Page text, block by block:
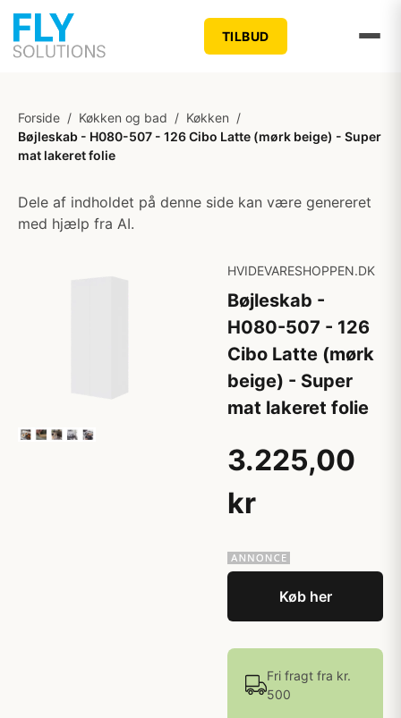
TILBUD
Forside / Køkken og bad / Køkken /
Bøjleskab - H080-507 - 126 Cibo Latte (mørk beige) - Super
mat lakeret folie
Dele af indholdet på denne side kan være genereret
med hjælp fra AI.
HVIDEVARESHOPPEN.DK
Bøjleskab -
H080-507 - 126
Cibo Latte (mørk
beige) - Super
mat lakeret folie
3.225,00
kr
Køb her
Fri fragt fra kr.
500